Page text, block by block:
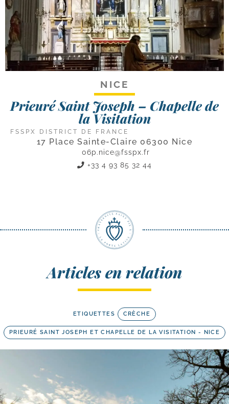
NICE
Prieuré Saint Joseph – Chapelle de
la Visitation
FSSPX DISTRICT DE FRANCE
17 Place Sainte-Claire 06300 Nice
06p.nice@fsspx.fr
+33 4 93 85 32 44
Articles en relation
ETIQUETTES CRÈCHE
PRIEURÉ SAINT JOSEPH ET CHAPELLE DE LA VISITATION - NICE